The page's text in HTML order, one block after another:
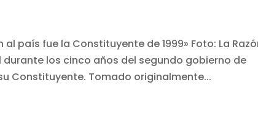
país fue la Constituyente de 1999» Foto: La
los cinco años del segundo gobierno de
Constituyente. Tomado originalmente...